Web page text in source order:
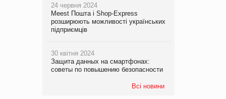
24 червня 2024
Meest Пошта і Shop-Express
розширюють можливості українських
підприємців
30 квітня 2024
Защита данных на смартфонах:
советы по повышению безопасности
Всі новини